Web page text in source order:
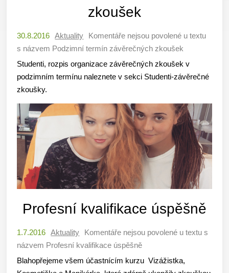
zkoušek
30.8.2016 Aktuality Komentáře nejsou povolené u textu
s názvem Podzimní termín závěrečných zkoušek
Studenti, rozpis organizace závěrečných zkoušek v
podzimním termínu naleznete v sekci Studenti-závěrečné
zkoušky.
Profesní kvalifikace úspěšně
1.7.2016 Aktuality Komentáře nejsou povolené u textu s
názvem Profesní kvalifikace úspěšně
Blahopřejeme všem účastnícím kurzu Vizážistka,